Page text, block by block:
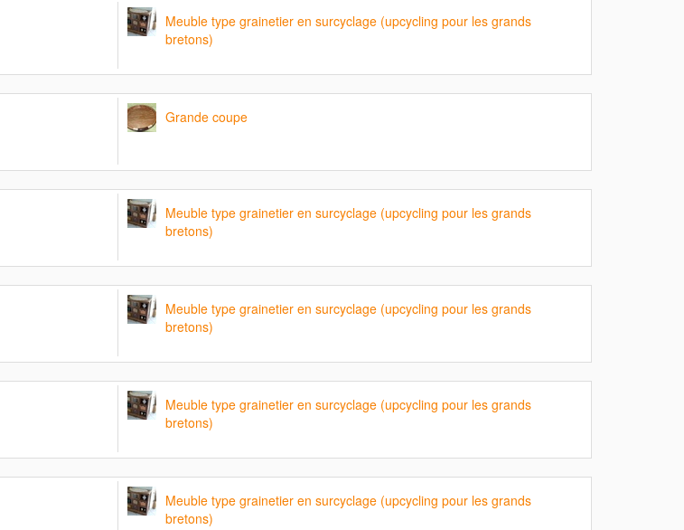
Meuble type grainetier en surcyclage (upcycling pour les grands
bretons)
Grande coupe
Meuble type grainetier en surcyclage (upcycling pour les grands
bretons)
Meuble type grainetier en surcyclage (upcycling pour les grands
bretons)
Meuble type grainetier en surcyclage (upcycling pour les grands
bretons)
Meuble type grainetier en surcyclage (upcycling pour les grands
bretons)